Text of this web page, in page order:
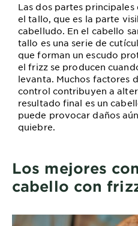
Las dos partes
el tallo, que es la parte
cabelludo. En el cabello
tallo es una serie de
que forman un escudo
el frizz se producen
levanta. Muchos factores
control contribuyen a
resultado final es un
puede provocar daños
quiebre.
Los mejores
cabello con